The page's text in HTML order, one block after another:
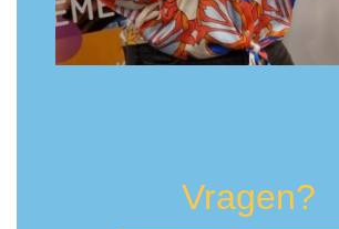
Vragen?